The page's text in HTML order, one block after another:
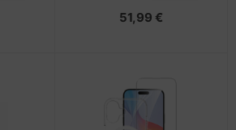
51,99 €